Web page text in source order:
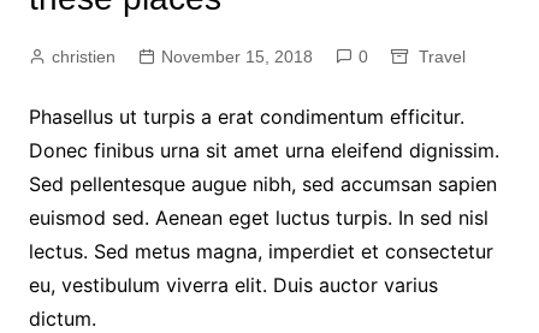
christien November 15, 2018 0 Travel
Phasellus ut turpis a erat condimentum efficitur.
Donec finibus urna sit amet urna eleifend dignissim.
Sed pellentesque augue nibh, sed accumsan sapien
euismod sed. Aenean eget luctus turpis. In sed nisl
lectus. Sed metus magna, imperdiet et consectetur
eu, vestibulum viverra elit. Duis auctor varius
dictum.